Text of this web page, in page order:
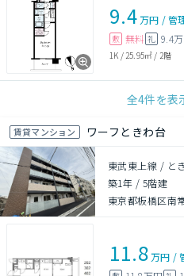
9.4万円 /管
敷 無料 礼 9.4
1K / 25.95㎡ / 2階
全4件を表
賃貸マンション ワーフときわ台
東武東上線 / と
築1年 / 5階建
東京都板橋区南
11.8万円 /